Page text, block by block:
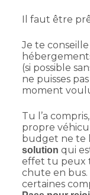
Il faut être
Je te
(si possible
ne puisses
moment
Tu l’a
propre
budget ne te
solution qui
effet tu peux
chute en bus.
certaines